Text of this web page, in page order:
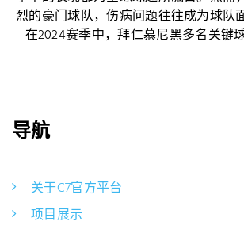
烈的豪门球队，伤病问题往往成为球队
在2024赛季中，拜仁慕尼黑多名关键
导航
关于C7官方平台
项目展示